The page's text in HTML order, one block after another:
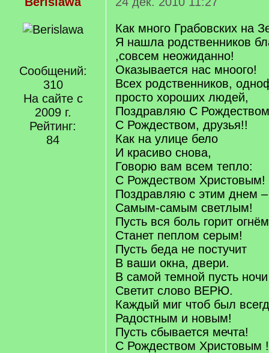
Сообщений:
310
На сайте с
2009 г.
Рейтинг:
84
Как много Грабовских на
Я нашла родственников
,совсем неожиданно!
Оказывается нас мноого!
Всех родственников,
просто хороших людей,
Поздравляю С
С Рождеством, друзья!!
Как на улице бело
И красиво cнова,
Говорю вам всем тепло:
С Рождеством Христовым!
Поздравляю с этим днем –
Самым-самым светлым!
Пусть вся боль горит
Станет пеплом серым!
Пусть беда не постучит
В ваши окна, двери.
В самой темной пусть ночи
Светит слово ВЕРЮ.
Каждый миг чтоб был
Радостным и новым!
Пусть сбывается мечта!
С Рождеством Христовым